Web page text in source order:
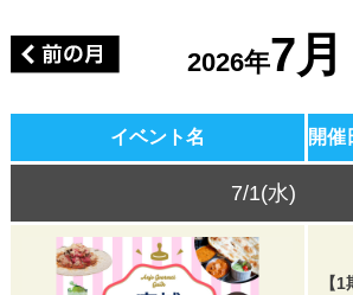
2026年7月
イベント名 開催
7/1(水)
【